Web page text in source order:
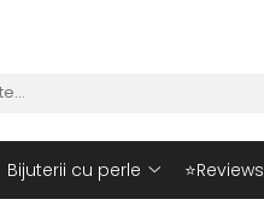
Bijuterii cu perle ⭐Reviews